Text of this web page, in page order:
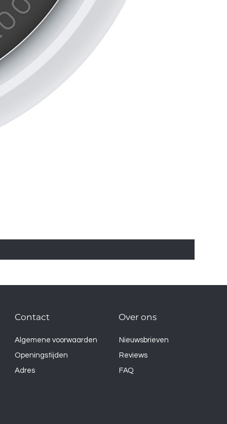
Over ons
Nieuwsbrieven
Reviews
FAQ
Contact
Algemene voorwaarden
Openingstijden
Adres